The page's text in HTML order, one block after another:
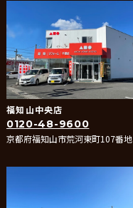
福知山中央店
0120-48-9600
京都府福知山市荒河東町107番地